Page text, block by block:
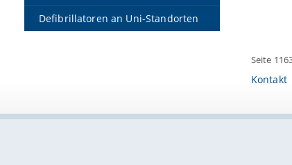
Defibrillatoren an Uni-Standorten
Seite
Kontakt